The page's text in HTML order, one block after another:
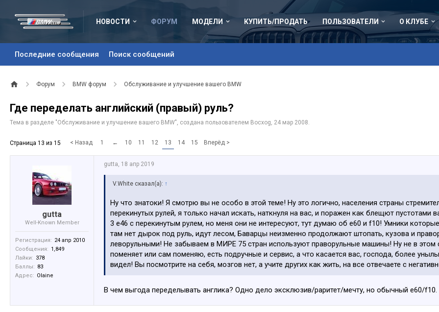
НОВОСТИ ФОРУМ
Последние сообщения Поиск сообщений
МОДЕЛИ КУПИТЬ/ПРОДАТЬ ПОЛЬЗОВАТЕЛИ О КЛУБЕ
Форум BMW форум Обслуживание и улучшение вашего BMW
Где переделать английский (правый) руль?
Тема в разделе "Обслуживание и улучшение вашего BMW", создана пользователем Bocxog, 24 мар 2008.
Страница 13 из 15 < Назад 1 ← 10 11 12 13 14 15 Вперёд >
gutta
Well-Known Member
Регистрация: 24 апр 2010
Сообщения: 1,849
Лайки: 378
Баллы: 83
Адрес: Olaine
gutta, 18 апр 2019
V.White сказал(а): ↑
Ну что знатоки! Я смотрю вы не особо в этой теме! Ну это логично, населения страны
перекинутых рулей, я только начал искать, наткнуля на вас, и поражен как блещют пустотами
3 е46 с перекинутым рулем, но меня они не интересуют, тут думаю об е60 и f10! Умники
там нет дырок под руль, идут лесом, Баварцы неизменно продолжают штопать, кузова и
леворульными! Не забываем в МИРЕ 75 стран используют праворульные машины! Ну не в этом
поменяет или сам поменяю, есть подручные и сервис, а что касается вас, господа, более
видел! Вы посмотрите на себя, мозгов нет, а учите других как жить, на все отвечаете с
В чем выгода переделывать англика? Одно дело эксклюзив/раритет/мечту, но обычный е60/